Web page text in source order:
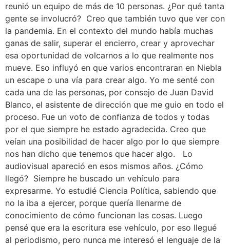
reunió un equipo de más de 10 personas. ¿Por qué tanta
gente se involucró? Creo que también tuvo que ver con
la pandemia. En el contexto del mundo había muchas
ganas de salir, superar el encierro, crear y aprovechar
esa oportunidad de volcarnos a lo que realmente nos
mueve. Eso influyó en que varios encontraran en Niebla
un escape o una vía para crear algo. Yo me senté con
cada una de las personas, por consejo de Juan David
Blanco, el asistente de dirección que me guio en todo el
proceso. Fue un voto de confianza de todos y todas
por el que siempre he estado agradecida. Creo que
veían una posibilidad de hacer algo por lo que siempre
nos han dicho que tenemos que hacer algo. Lo
audiovisual apareció en esos mismos años. ¿Cómo
llegó? Siempre he buscado un vehículo para
expresarme. Yo estudié Ciencia Política, sabiendo que
no la iba a ejercer, porque quería llenarme de
conocimiento de cómo funcionan las cosas. Luego
pensé que era la escritura ese vehículo, por eso llegué
al periodismo, pero nunca me interesó el lenguaje de la